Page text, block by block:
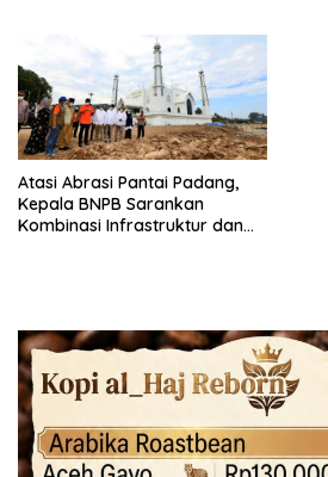
Atasi Abrasi Pantai Padang,
Kepala BNPB Sarankan
Kombinasi Infrastruktur dan